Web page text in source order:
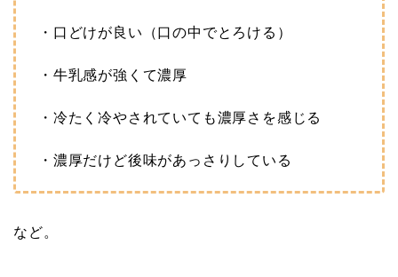
・口どけが良い（口の中でとろける）
・牛乳感が強くて濃厚
・冷たく冷やされていても濃厚さを感じる
・濃厚だけど後味があっさりしている
など。